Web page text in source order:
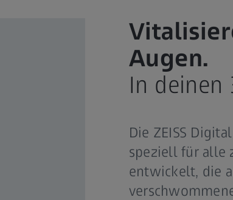
Augen.
In deinen
Die ZEISS
speziell für alle
entwickelt, die